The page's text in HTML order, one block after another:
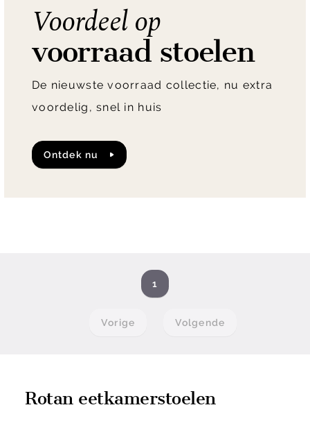
Voordeel op
voorraad stoelen
De nieuwste voorraad collectie, nu extra
voordelig, snel in huis
Ontdek nu
Vorige
1
Volgende
Rotan eetkamerstoelen